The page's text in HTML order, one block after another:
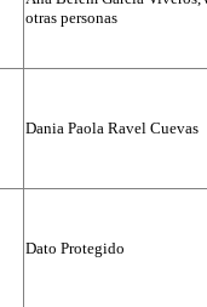
otras personas
Dania Paola Ravel Cuevas
Dato Protegido